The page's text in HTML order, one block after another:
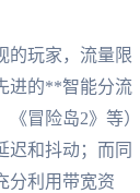
的玩家，流量限
进的**智能分流
冒险岛2》等）
和抖动；而同
分利用带宽资